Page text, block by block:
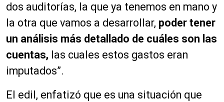
dos auditorías, la que ya tenemos en mano y
la otra que vamos a desarrollar, poder tener
un análisis más detallado de cuáles son las
cuentas, las cuales estos gastos eran
imputados”.
El edil, enfatizó que es una situación que